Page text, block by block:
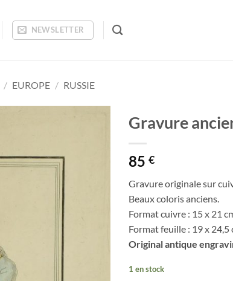
NEWSLETTER
/ EUROPE / RUSSIE
Gravure
85 €
Gravure originale sur
Beaux coloris anciens.
Format cuivre : 15 x 21
Format feuille : 19 x 24,5
Original antique
1 en stock